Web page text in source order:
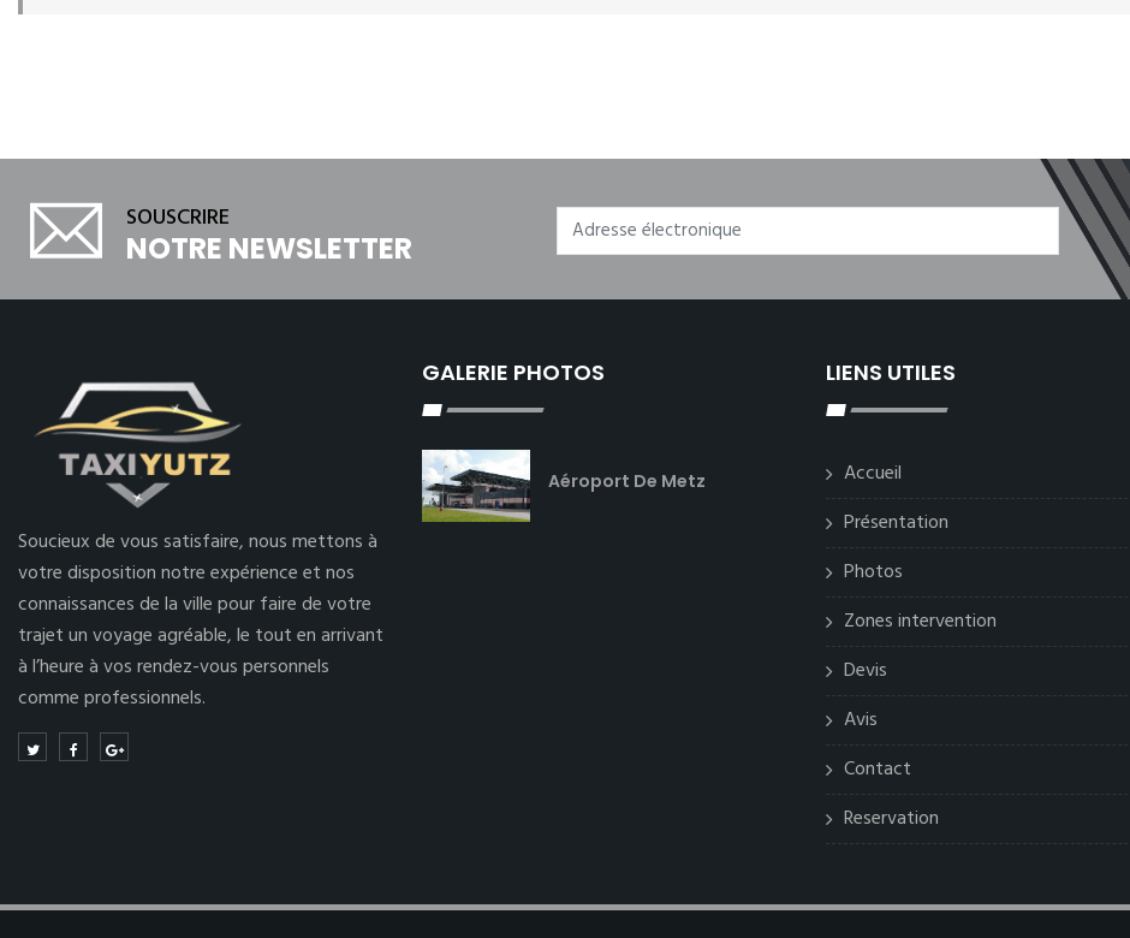
SOUSCRIRE
NOTRE NEWSLETTER
Soucieux de vous satisfaire, nous mettons à
votre disposition notre expérience et nos
connaissances de la ville pour faire de votre
trajet un voyage agréable, le tout en arrivant
à l’heure à vos rendez-vous personnels
comme professionnels.
GALERIE PHOTOS
Aéroport De Metz
LIENS UTILES
Accueil
Présentation
Photos
Zones intervention
Devis
Avis
Contact
Reservation